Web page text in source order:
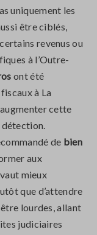
uniquement les
être ciblés,
revenus ou
à l’Outre-
ont été
à La
cette
détection.
de bien
aux
mieux
que d’attendre
lourdes, allant
judiciaires